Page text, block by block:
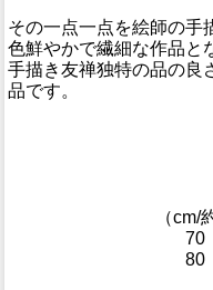
その一点一点を絵師の手
色鮮やかで繊細な作品と
手描き友禅独特の品の良
品です。
（cm/
70
80